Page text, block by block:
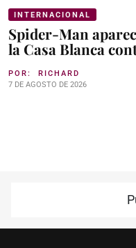
INTERNACIONAL
Spider-Man
la Casa Blanca
POR: RICHARD
7 DE AGOSTO DE 2026